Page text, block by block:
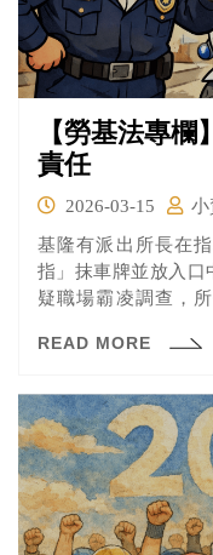
【勞基法專
責任
2026-03-15
小
基隆有派出所長在
指」抹車牌並放入口
疑職場霸凌調查，
求，方式要合乎常理
READ MORE